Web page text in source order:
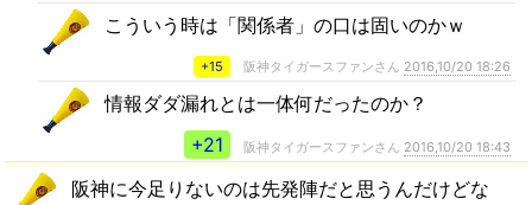
こういう時は「関係者」の口は固いのかｗ
+15 阪神タイガースファンさん 2016,10/20 18:26
情報ダダ漏れとは一体何だったのか？
+21
阪神タイガースファンさん 2016,10/20 18:43
阪神に今足りないのは先発陣だと思うんだけどな